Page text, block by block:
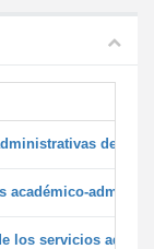
de la
académico-
los servicios